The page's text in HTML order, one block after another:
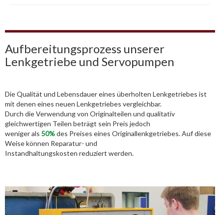
Aufbereitungsprozess unserer
Lenkgetriebe und Servopumpen
Die Qualität und Lebensdauer eines überholten Lenkgetriebes ist
mit denen eines neuen Lenkgetriebes vergleichbar.
Durch die Verwendung von Originalteilen und qualitativ
gleichwertigen Teilen beträgt sein Preis jedoch
weniger als 50%des Preises eines Originallenkgetriebes. Auf diese
Weise können Reparatur- und
Instandhaltungskosten reduziert werden.